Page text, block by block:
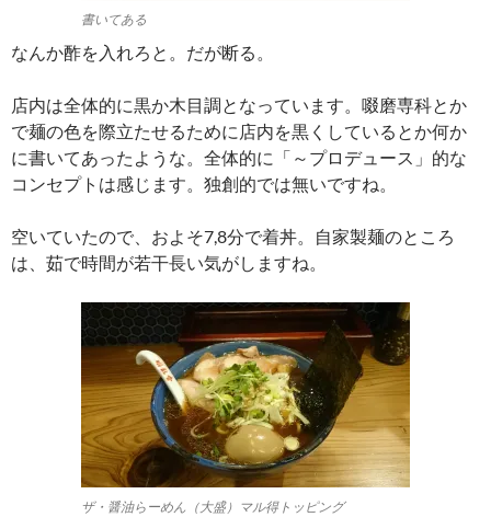
書いてある
なんか酢を入れろと。だが断る。
店内は全体的に黒か木目調となっています。啜磨専科とか
で麺の色を際立たせるために店内を黒くしているとか何か
に書いてあったような。全体的に「～プロデュース」的な
コンセプトは感じます。独創的では無いですね。
空いていたので、およそ7,8分で着丼。自家製麺のところ
は、茹で時間が若干長い気がしますね。
ザ・醤油らーめん（大盛）マル得トッピング